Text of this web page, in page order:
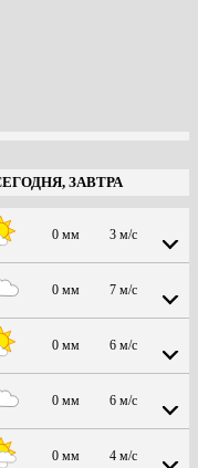
ЗАВТРА
0 мм 3 м/с
0 мм 7 м/с
0 мм 6 м/с
0 мм 6 м/с
0 мм 4 м/с